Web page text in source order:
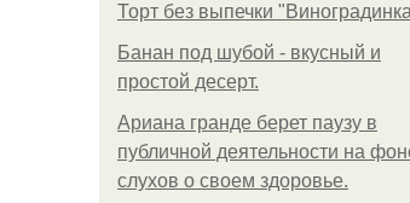
Торт без выпечки
Банан под шубой - вкусный и
простой десерт.
Ариана гранде берет паузу в
публичной деятельности на
слухов о своем здоровье.